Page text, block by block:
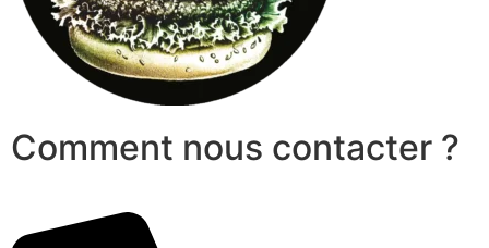
Comment nous contacter ?